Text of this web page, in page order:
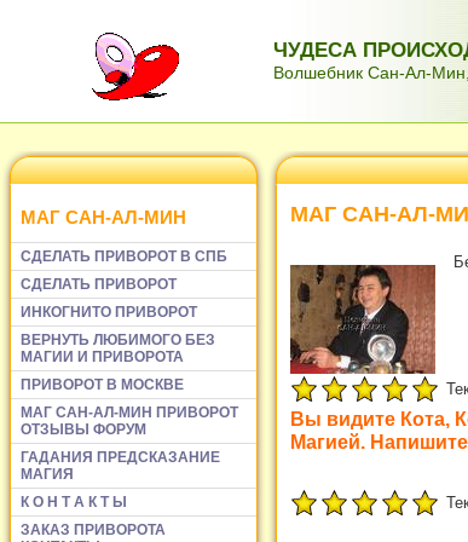
ЧУДЕСА
Волшебник Сан-Ал-Мин,
МАГ САН-АЛ-МИН
СДЕЛАТЬ ПРИВОРОТ В СПБ
СДЕЛАТЬ ПРИВОРОТ
ИНКОГНИТО ПРИВОРОТ
ВЕРНУТЬ ЛЮБИМОГО БЕЗ
МАГИИ И ПРИВОРОТА
ПРИВОРОТ В МОСКВЕ
МАГ САН-АЛ-МИН ПРИВОРОТ
ОТЗЫВЫ ФОРУМ
ГАДАНИЯ ПРЕДСКАЗАНИЕ
МАГИЯ
К О Н Т А К Т Ы
ЗАКАЗ ПРИВОРОТА
МАГ САН-АЛ-
Вы видите Кота,
Магией.